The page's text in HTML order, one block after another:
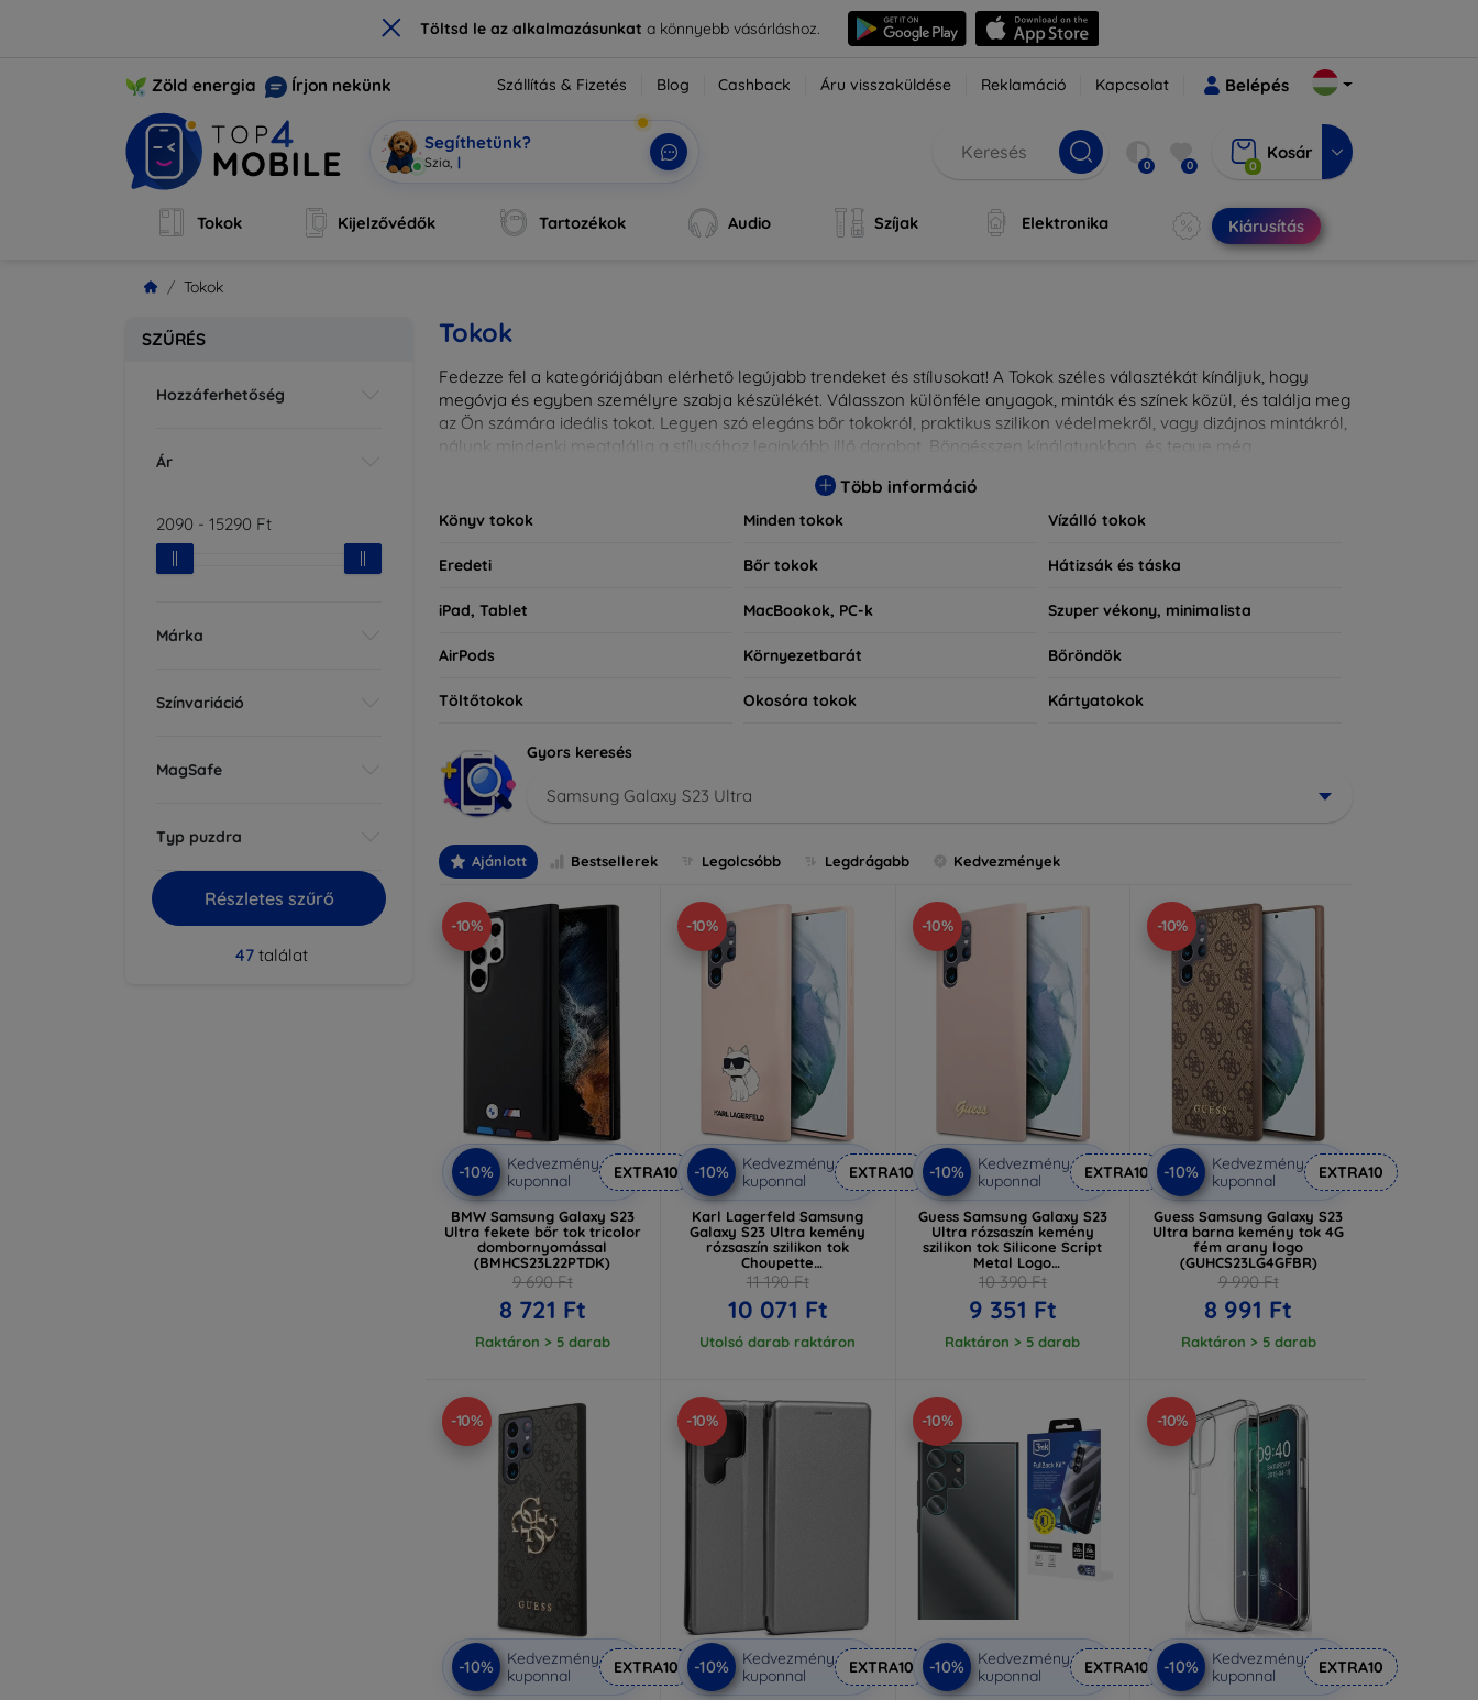
× Töltsd le az alkalmazásunkata könnyebb vásárláshoz.
Zöld energia Írjon nekünk Szállítás & Fizetés Blog Cashback Áru visszaküldése Reklamáció Kapcsolat Belépés
Segíthetünk?
Mobi vagyok, 0 0 0
Kosár
Tokok Kijelzővédők Tartozékok Audio Szíjak Elektronika Kiárusítás
Tokok
SZŰRÉS
Hozzáferhetőség
Ár
2090 - 15290 Ft
Márka
Színvariáció
MagSafe
Typ puzdra
Részletes szűrő
47 találat
Tokok
Fedezze fel a kategóriájában elérhető legújabb trendeket és stílusokat! A Tokok széles választékát kínáljuk, hogy
megóvja és egyben személyre szabja készülékét. Válasszon különféle anyagok, minták és színek közül, és találja meg
az Ön számára ideális tokot. Legyen szó elegáns bőr tokokról, praktikus szilikon védelmekről, vagy dizájnos mintákról,
nálunk mindenki megtalálja a stílusához leginkább illő darabot. Böngésszen kínálatunkban, és tegye még
Több információ
Könyv tokok Minden tokok Vízálló tokok
Eredeti Bőr tokok Hátizsák és táska
iPad, Tablet MacBookok, PC-k Szuper vékony, minimalista
AirPods Környezetbarát Bőröndök
Töltőtokok Okosóra tokok Kártyatokok
Gyors keresés
Samsung Galaxy S23 Ultra
Ajánlott Bestsellerek Legolcsóbb Legdrágabb Kedvezmények
-10%
-10%
Kedvezmény
kuponnal
EXTRA10
BMW Samsung Galaxy S23
Ultra fekete bőr tok tricolor
dombornyomással
(BMHCS23L22PTDK)
9 690 Ft
8 721 Ft
Raktáron > 5 darab
-10%
-10%
Kedvezmény
kuponnal
EXTRA10
Karl Lagerfeld Samsung
Galaxy S23 Ultra kemény
rózsaszín szilikon tok
Choupette
(KLHCS23LSNCHBCP)
11 190 Ft
10 071 Ft
Utolsó darab raktáron
-10%
-10%
Kedvezmény
kuponnal
EXTRA10
Guess Samsung Galaxy S23
Ultra rózsaszín kemény
szilikon tok Silicone Script
Metal Logo
(GUHCS23LLSLMGPP)
10 390 Ft
9 351 Ft
Raktáron > 5 darab
-10%
-10%
Kedvezmény
kuponnal
EXTRA10
Guess Samsung Galaxy S23
Ultra barna kemény tok 4G
fém arany logo
(GUHCS23LG4GFBR)
9 990 Ft
8 991 Ft
Raktáron > 5 darab
-10%
-10%
Kedvezmény
kuponnal
EXTRA10
-10%
-10%
Kedvezmény
kuponnal
EXTRA10
-10%
-10%
Kedvezmény
kuponnal
EXTRA10
-10%
-10%
Kedvezmény
kuponnal
EXTRA10